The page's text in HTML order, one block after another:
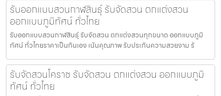
รับออกแบบสวนกาฬสินธุ์ รับจัดสวน ตกแต่งสวน
ออกแบบภูมิทัศน์ ทั่วไทย
รับออกแบบสวนกาฬสินธุ์ รับจัดสวน ตกแต่งสวนทุกขนาด ออกแบบภูมิ
ทัศน์ ทั่วไทยราคาเป็นกันเอง เน้นคุณภาพ รับประกันความสวยงาม รั
รับจัดสวนโคราช รับจัดสวน ตกแต่งสวน ออกแบบภูมิ
ทัศน์ ทั่วไทย